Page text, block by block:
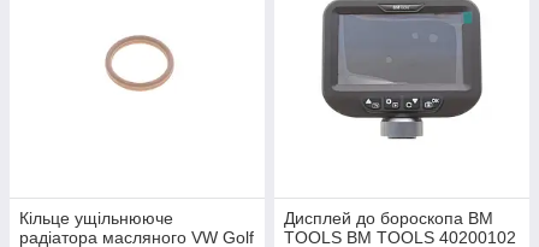
Кільце ущільнююче
радіатора масляного VW Golf
Дисплей до бороскопа BM
TOOLS BM TOOLS 40200102